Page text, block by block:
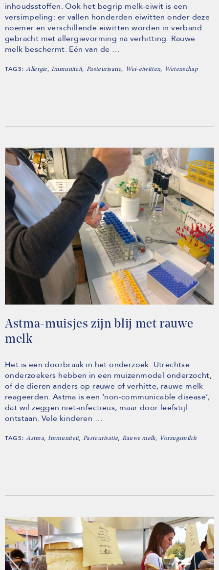
inhoudsstoffen. Ook het begrip melk-eiwit is een
versimpeling: er vallen honderden eiwitten onder deze
noemer en verschillende eiwitten worden in verband
gebracht met allergievorming na verhitting. Rauwe
melk beschermt. Eén van de …
TAGS:Allergie,Immuniteit, Pasteurisatie, Wei-eiwitten, Wetenschap
Astma-muisjes zijn blij met rauwe
melk
Het is een doorbraak in het onderzoek. Utrechtse
onderzoekers hebben in een muizenmodel onderzocht,
of de dieren anders op rauwe of verhitte, rauwe melk
reageerden. Astma is een ‘non-communicable disease’,
dat wil zeggen niet-infectieus, maar door leefstijl
ontstaan. Vele kinderen …
TAGS:Astma,Immuniteit, Pasteurisatie, Rauwe melk, Vorzugsmilch